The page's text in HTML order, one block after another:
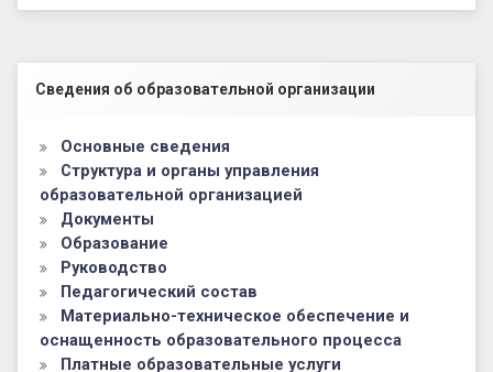
Левый сайдбар
Сведения об образовательной организации
Основные сведения
Структура и органы управления
образовательной организацией
Документы
Образование
Руководство
Педагогический состав
Материально-техническое обеспечение и
оснащенность образовательного процесса
Платные образовательные услуги